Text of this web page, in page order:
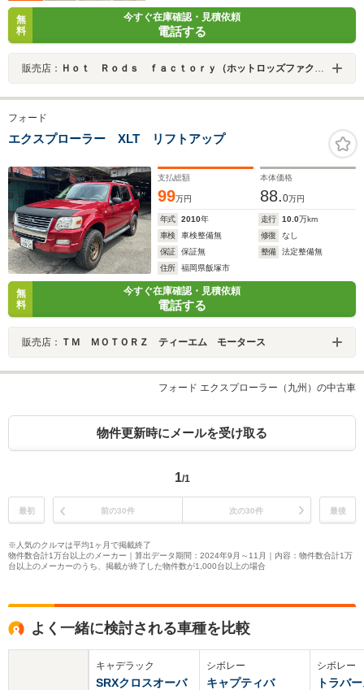
無
料
今すぐ在庫確認・見積依頼
電話する
販売店： Ｈｏｔ Ｒｏｄｓ ｆａｃｔｏｒｙ（ホットロッズファクトリー）
フォード
エクスプローラー XLT リフトアップ
支払総額
99万円
本体価格
88.0万円
年式 2010年 走行 10.0万km
車検
車検整備無 修復
なし
保証
保証無 整備
法定整備無
住所
福岡県飯塚市
無
料
今すぐ在庫確認・見積依頼
電話する
販売店： ＴＭ ＭＯＴＯＲＺ ティーエム モータース
フォード エクスプローラー（九州）の中古車
物件更新時にメールを受け取る
1/1
最初 前の30件 次の30件 最後
※人気のクルマは平均1ヶ月で掲載終了
物件数合計1万台以上のメーカー｜算出データ期間：2024年9月～11月｜内容：物件数合計1万
台以上のメーカーのうち、掲載が終了した物件数が1,000台以上の場合
よく一緒に検討される車種を比較
キャデラック
SRXクロスオーバ
シボレー
キャプティバ
シボレー
トラバ